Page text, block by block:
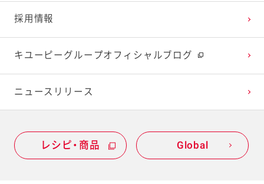
採用情報
キユーピーグループオフィシャルブログ
ニュースリリース
レシピ・商品 Global